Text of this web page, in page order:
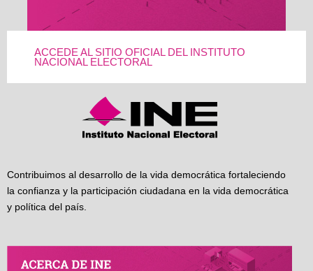
ACCEDE AL SITIO OFICIAL DEL INSTITUTO
NACIONAL ELECTORAL
Contribuimos al desarrollo de la vida democrática fortaleciendo
la confianza y la participación ciudadana en la vida democrática
y política del país.